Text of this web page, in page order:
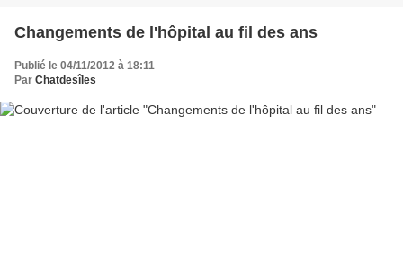
Changements de l'hôpital au fil des ans
Publié le 04/11/2012 à 18:11
Par Chatdesîles